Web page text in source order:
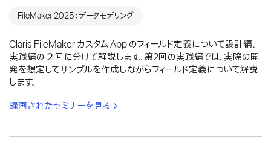
FileMaker 2025：データモデリング
Claris FileMaker カスタム App のフィールド定義について設計編、
実践編の２回に分けて解説します。第2回の実践編では、実際の開
発を想定してサンプルを作成しながらフィールド定義について解説
します。
録画されたセミナーを見る